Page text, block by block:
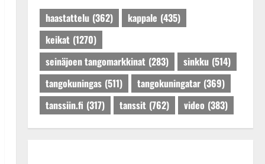
haastattelu (362) kappale (435)
keikat (1270)
seinäjoen tangomarkkinat (283) sinkku (514)
tangokuningas (511) tangokuningatar (369)
tanssiin.fi (317) tanssit (762) video (383)